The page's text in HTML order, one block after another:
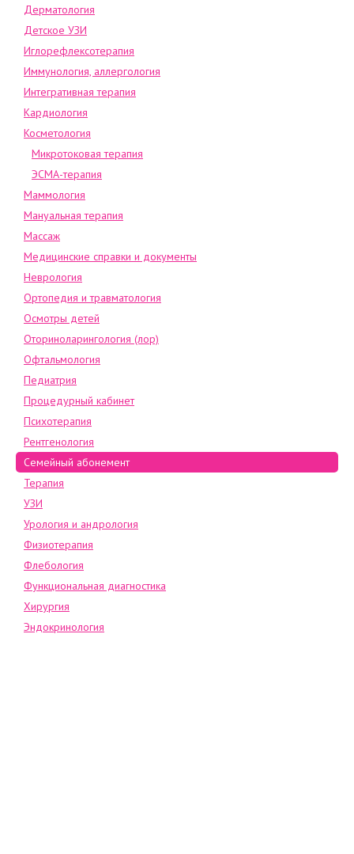
Дерматология
Детское УЗИ
Иглорефлексотерапия
Иммунология, аллергология
Интегративная терапия
Кардиология
Косметология
Микротоковая терапия
ЭСМА-терапия
Маммология
Мануальная терапия
Массаж
Медицинские справки и документы
Неврология
Ортопедия и травматология
Осмотры детей
Оториноларингология (лор)
Офтальмология
Педиатрия
Процедурный кабинет
Психотерапия
Рентгенология
Семейный абонемент
Терапия
УЗИ
Урология и андрология
Физиотерапия
Флебология
Функциональная диагностика
Хирургия
Эндокринология